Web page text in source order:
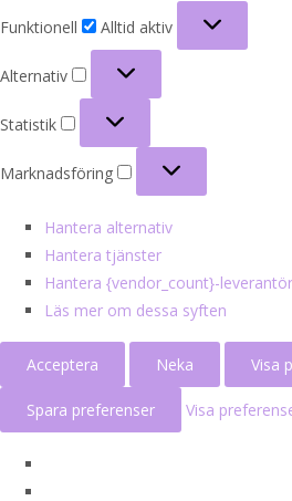
Funktionell
Alltid aktiv
Alternativ
Statistik
Marknadsföring
Hantera alternativ
Hantera tjänster
Hantera {vendor_count}-
Läs mer om dessa syften
Acceptera Neka Visa
Spara preferenser Visa